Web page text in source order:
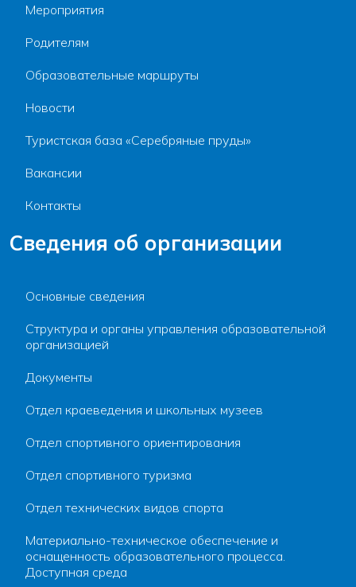
Мероприятия
Родителям
Образовательные маршруты
Новости
Туристская база «Серебряные пруды»
Вакансии
Контакты
Сведения об организации
Основные сведения
Структура и органы управления образовательной
организацией
Документы
Отдел краеведения и школьных музеев
Отдел спортивного ориентирования
Отдел спортивного туризма
Отдел технических видов спорта
Материально-техническое обеспечение и
оснащенность образовательного процесса.
Доступная среда